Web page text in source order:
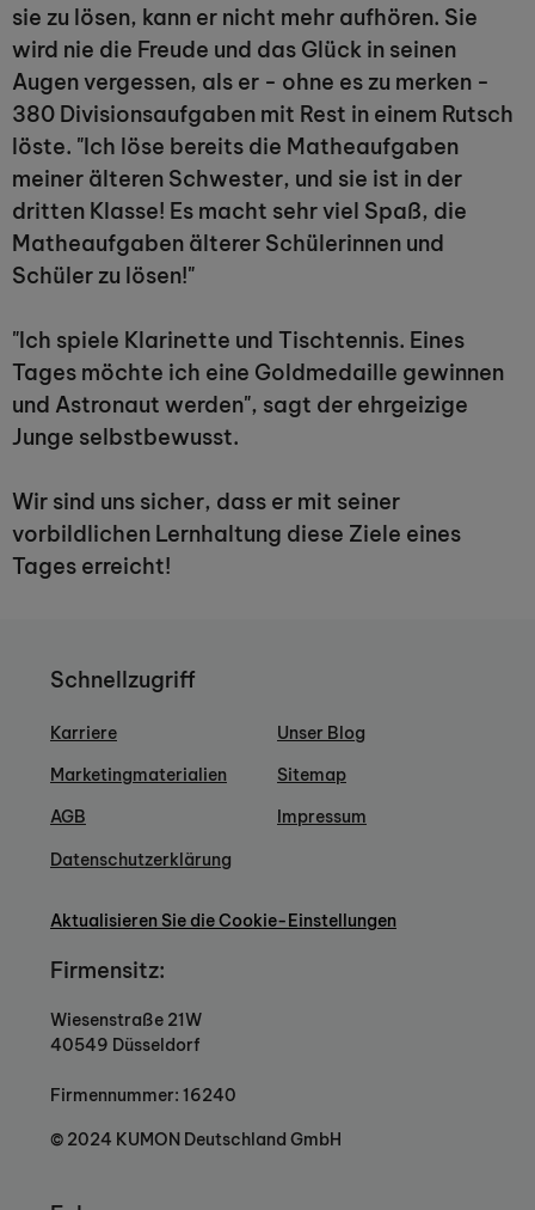
sie zu lösen, kann er nicht mehr aufhören. Sie
wird nie die Freude und das Glück in seinen
Augen vergessen, als er - ohne es zu merken -
380 Divisionsaufgaben mit Rest in einem Rutsch
löste. "Ich löse bereits die Matheaufgaben
meiner älteren Schwester, und sie ist in der
dritten Klasse! Es macht sehr viel Spaß, die
Matheaufgaben älterer Schülerinnen und
Schüler zu lösen!"
"Ich spiele Klarinette und Tischtennis. Eines
Tages möchte ich eine Goldmedaille gewinnen
und Astronaut werden", sagt der ehrgeizige
Junge selbstbewusst.
Wir sind uns sicher, dass er mit seiner
vorbildlichen Lernhaltung diese Ziele eines
Tages erreicht!
Schnellzugriff
Karriere
Marketingmaterialien
AGB
Datenschutzerklärung
Unser Blog
Sitemap
Impressum
Aktualisieren Sie die Cookie-Einstellungen
Firmensitz:
Wiesenstraße 21W
40549 Düsseldorf
Firmennummer: 16240
© 2024 KUMON Deutschland GmbH